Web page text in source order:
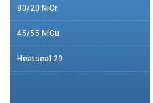
80/20 NiCr
45/55 NiCu
Heatseal 29